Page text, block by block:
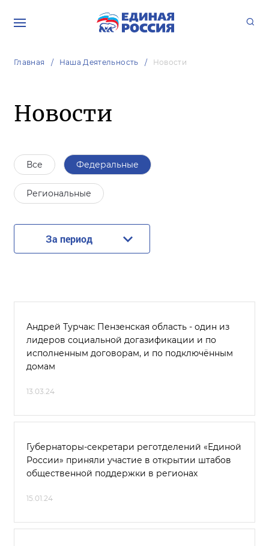
Главная Наша Деятельность Новости
Новости
Все Федеральные
Региональные
За период
Андрей Турчак: Пензенская область - один из
лидеров социальной догазификации и по
исполненным договорам, и по подключённым
домам
13.03.24
Губернаторы-секретари реготделений «Единой
России» приняли участие в открытии штабов
общественной поддержки в регионах
15.01.24